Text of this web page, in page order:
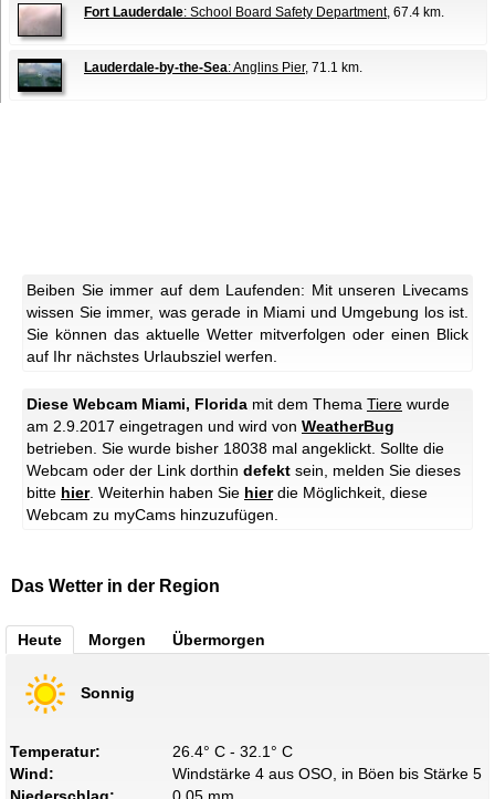
Fort Lauderdale: School Board Safety Department, 67.4 km.
Lauderdale-by-the-Sea: Anglins Pier, 71.1 km.
Beiben Sie immer auf dem Laufenden: Mit unseren Livecams
wissen Sie immer, was gerade in Miami und Umgebung los ist.
Sie können das aktuelle Wetter mitverfolgen oder einen Blick
auf Ihr nächstes Urlaubsziel werfen.
Diese Webcam Miami, Florida mit dem Thema Tiere wurde
am 2.9.2017 eingetragen und wird von WeatherBug
betrieben. Sie wurde bisher 18038 mal angeklickt. Sollte die
Webcam oder der Link dorthin defekt sein, melden Sie dieses
bitte hier. Weiterhin haben Sie hierdie Möglichkeit, diese
Webcam zu myCams hinzuzufügen.
Das Wetter in der Region
Heute Morgen Übermorgen
Sonnig
Temperatur:
26.4° C - 32.1° C
Wind:
Windstärke 4 aus OSO, in Böen bis Stärke 5